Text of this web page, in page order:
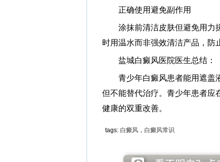
正确使用避免副作用
涂抹前清洁皮肤但避免用力搓
时用温水而非强效清洁产品，防
盐城白癜风医院医生总结：
青少年白癜风患者能用遮盖液
但不能替代治疗。青少年患者应
健康的双重改善。
tags: 白癜风，白癜风常识